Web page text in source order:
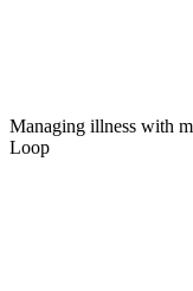
Managing illness with
Loop